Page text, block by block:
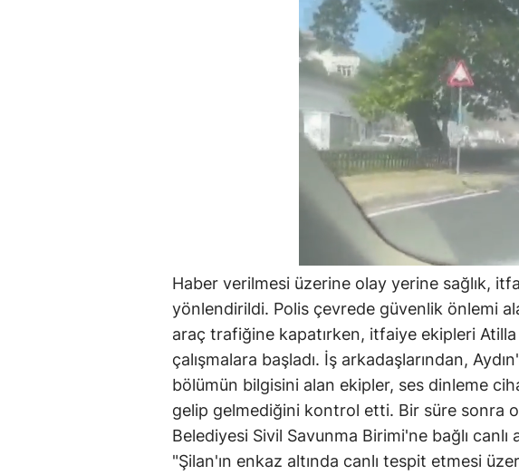
Haber verilmesi üzerine olay yerine sağlık,
yönlendirildi. Polis çevrede güvenlik önlemi
araç trafiğine kapatırken, itfaiye ekipleri Atilla
çalışmalara başladı. İş arkadaşlarından,
bölümün bilgisini alan ekipler, ses dinleme
gelip gelmediğini kontrol etti. Bir süre sonra
Belediyesi Sivil Savunma Birimi'ne bağlı
"Şilan'ın enkaz altında canlı tespit etmesi